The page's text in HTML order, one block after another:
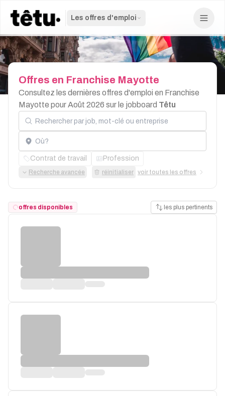
Les offres d'emploi
Offres en Franchise Mayotte
Consultez les dernières offres d'emploi en Franchise
Mayotte pour Août 2026 sur le jobboard Têtu
Rechercher par job, mot-clé ou entreprise
Localisation
Contrat de travail Profession
Recherche avancée réinitialiser voir toutes les offres
offres disponibles les plus pertinents